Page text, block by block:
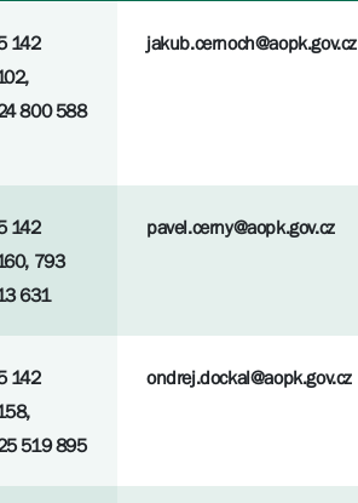
142
800 588
jakub.cernoch@aopk.gov.cz
142
793
631
pavel.cerny@aopk.gov.cz
142
519 895
ondrej.dockal@aopk.gov.cz